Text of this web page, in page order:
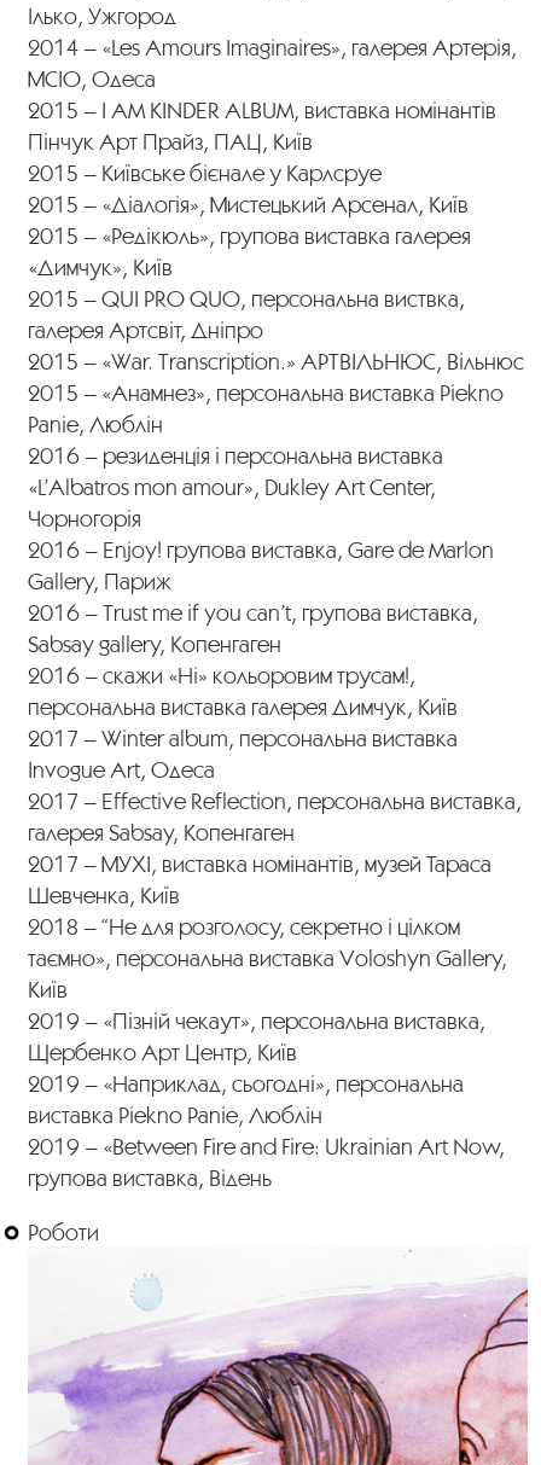
Ілько, Ужгород
2014 – «Les Amours Imaginaires», галерея Артерія,
МСІО, Одеса
2015 – I AM KINDER ALBUM, виставка номінантів
Пінчук Арт Прайз, ПАЦ, Київ
2015 – Київське бієнале у Карлсруе
2015 – «Діалогія», Мистецький Арсенал, Київ
2015 – «Редікюль», групова виставка галерея
«Димчук», Київ
2015 – QUI PRO QUO, персональна виствка,
галерея Артсвіт, Дніпро
2015 – «War. Transcription.» АРТВІЛЬНЮС, Вільнюс
2015 – «Анамнез», персональна виставка Piekno
Panie, Люблін
2016 – резиденція і персональна виставка
«L’Albatros mon amour», Dukley Art Center,
Чорногорія
2016 – Enjoy! групова виставка, Gare de Marlon
Gallery, Париж
2016 – Trust me if you can’t, групова виставка,
Sabsay gallery, Копенгаген
2016 – скажи «Ні» кольоровим трусам!,
персональна виставка галерея Димчук, Київ
2017 – Winter album, персональна виставка
Invogue Art, Одеса
2017 – Effective Reflection, персональна виставка,
галерея Sabsay, Копенгаген
2017 – МУХІ, виставка номінантів, музей Тараса
Шевченка, Київ
2018 – “Не для розголосу, секретно і цілком
таємно», персональна виставка Voloshyn Gallery,
Київ
2019 – «Пізній чекаут», персональна виставка,
Щербенко Арт Центр, Київ
2019 – «Наприклад, сьогодні», персональна
виставка Piekno Panie, Люблін
2019 – «Between Fire and Fire: Ukrainian Art Now,
групова виставка, Відень
Роботи